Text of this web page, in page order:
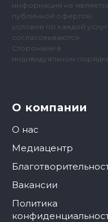
информация не
публичной офертой,
условия по каждой
согласовываются
Сторонами в
индивидуальном
О компании
О нас
Медиацентр
Вакансии
Политика